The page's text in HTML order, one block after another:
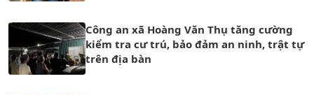
Công an xã Hoàng Văn Thụ tăng cường
kiểm tra cư trú, bảo đảm an ninh, trật tự
trên địa bàn